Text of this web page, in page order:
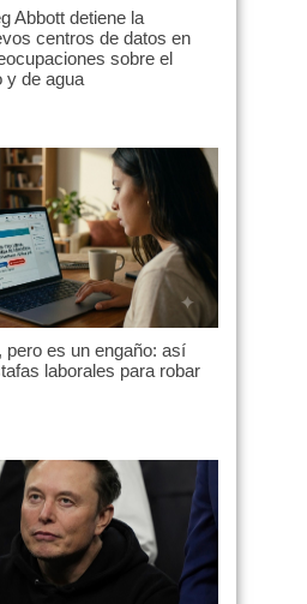
Abbott detiene la
centros de datos en
sobre el
y de agua
pero es un engaño: así
laborales para robar